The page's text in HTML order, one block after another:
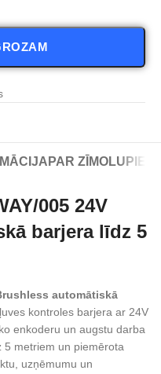
PAR ZĪMOLU
005 24V
barjera līdz 5
automātiskā
kontroles barjera ar 24V
enkoderu un augstu darba
metriem un piemērota
uzņēmumu un